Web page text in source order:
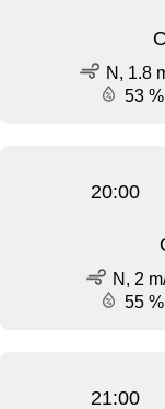
N, 1.8
53 %
20:00
N, 2
55 %
21:00